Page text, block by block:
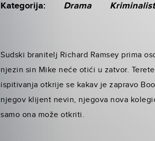
Kategorija: Drama
Sudski branitelj Richard Ramsey prima
njezin sin Mike neće otići u zatvor.
ispitivanja otkrije se kakav je zapravo
njegov klijent nevin, njegova nova
samo ona može otkriti.